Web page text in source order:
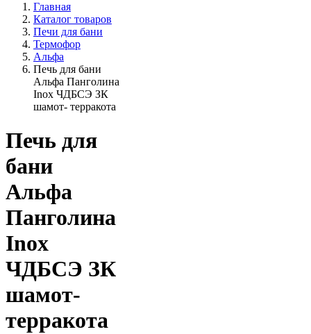
Главная
Каталог товаров
Печи для бани
Термофор
Альфа
Печь для бани
Альфа Панголина
Inox ЧДБСЭ ЗК
шамот- терракота
Печь для
бани
Альфа
Панголина
Inox
ЧДБСЭ ЗК
шамот-
терракота